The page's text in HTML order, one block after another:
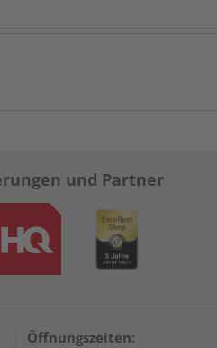
und Partner
Öffnungszeiten: